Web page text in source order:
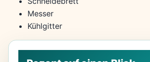
Messer
Kühlgitter